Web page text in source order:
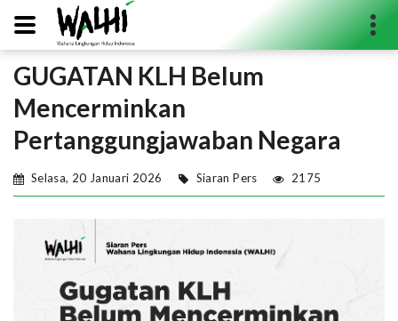
GUGATAN KLH Belum
Mencerminkan
Pertanggungjawaban Negara
Selasa, 20 Januari 2026 Siaran Pers 2175